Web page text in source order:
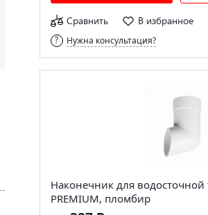
Сравнить В избранное
Нужна консультация?
Наконечник для водосточной
PREMIUM, пломбир